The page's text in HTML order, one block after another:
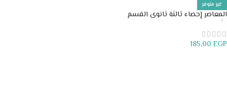
غير متوفر
المعاصر إحصاء ثالثة ثانوى القسم
185,00 EGP